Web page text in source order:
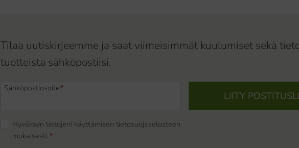
Tilaa uutiskirjeemme ja saat viimeisimmät kuulumiset sekä
tuotteista sähköpostiisi.
Sähköpostiosoite*
LIITY
Hyväksyn tietojeni käyttämisen tietosuojaselosteen
mukaisesti. *